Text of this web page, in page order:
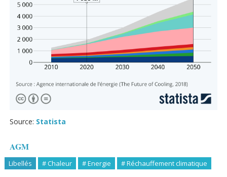
Source: Statista
AGM
Libellés # Chaleur # Energie # Réchauffement climatique